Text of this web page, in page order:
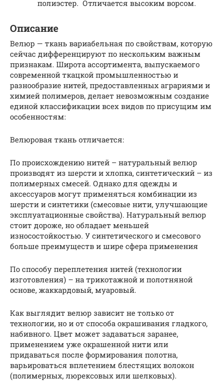
полиэстер. Отличается высоким ворсом.
Описание
Велюр — ткань вариабельная по свойствам, которую
сейчас дифференцируют по нескольким важным
признакам. Широта ассортимента, выпускаемого
современной ткацкой промышленностью и
разнообразие нитей, предоставленных аграриями и
химией полимеров, делает невозможным создание
единой классификации всех видов по присущим им
особенностям:
Велюровая ткань отличается:
По происхождению нитей – натуральный велюр
производят из шерсти и хлопка, синтетический – из
полимерных смесей. Однако для одежды и
аксессуаров могут применяться комбинации из
шерсти и синтетики (смесовые нити, улучшающие
эксплуатационные свойства). Натуральный велюр
стоит дороже, но обладает меньшей
износостойкостью. У синтетического и смесового
больше преимуществ и шире сфера применения
По способу переплетения нитей (технологии
изготовления) – на трикотажной и полотняной
основе, жаккардовый, муаровый.
Как выглядит велюр зависит не только от
технологии, но и от способа окрашивания гладкого,
набивного. Цвет может задаваться заранее,
применением уже окрашенной нити или
придаваться после формирования полотна,
варьироваться вплетением блестящих волокон
(полимерных, люрексовых или шелковых).